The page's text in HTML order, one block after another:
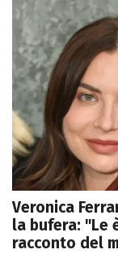
Veronica
la bufera: "Le
racconto del